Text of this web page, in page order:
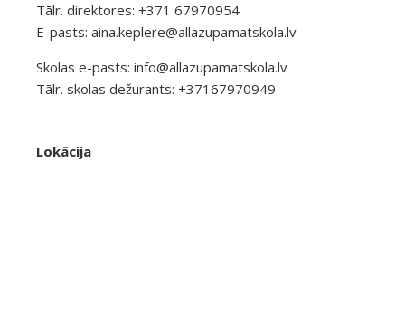
Tālr. direktores: +371 67970954
E-pasts: aina.keplere@allazupamatskola.lv
Skolas e-pasts: info@allazupamatskola.lv
Tālr. skolas dežurants: +37167970949
Lokācija